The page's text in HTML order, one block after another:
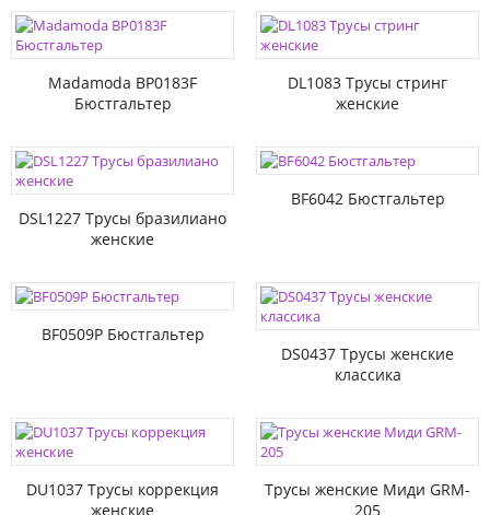
Madamoda BP0183F
Бюстгальтер
DL1083 Трусы стринг
женские
DSL1227 Трусы бразилиано
женские
BF6042 Бюстгальтер
BF0509P Бюстгальтер
DS0437 Трусы женские
классика
DU1037 Трусы коррекция
женские
Трусы женские Миди GRM-
205